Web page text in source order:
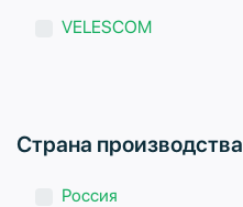
VELESCOM
Страна производства
Россия